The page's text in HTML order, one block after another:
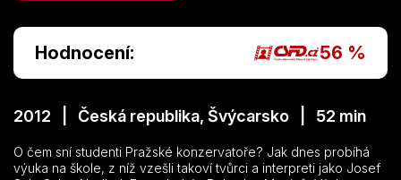
Hodnocení: 56 %
2012 | Česká republika, Švýcarsko | 52 min
O čem sní studenti Pražské konzervatoře? Jak dnes probíhá
výuka na škole, z níž vzešli takoví tvůrci a interpreti jako Josef